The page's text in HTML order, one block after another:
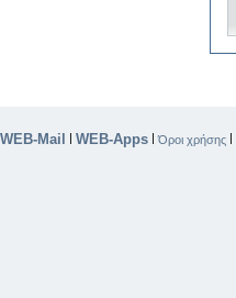
WEB-Mail | WEB-Apps |Όροι χρήσης |